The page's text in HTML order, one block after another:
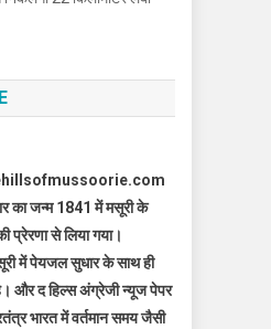
का जन्म 1841 में मसूरी के
प्रेरणा से लिया गया।
में पेयजल सुधार के साथ ही
और द हिल्स अंग्रेजी न्यूज पेपर
भारत में वर्तमान समय जैसी